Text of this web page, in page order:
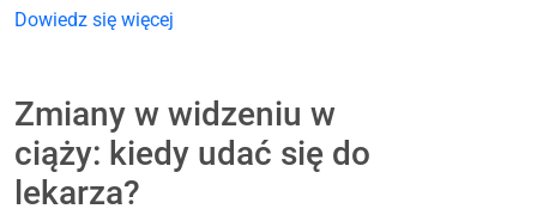
Dowiedz się więcej
Zmiany w widzeniu w
ciąży: kiedy udać się do
lekarza?